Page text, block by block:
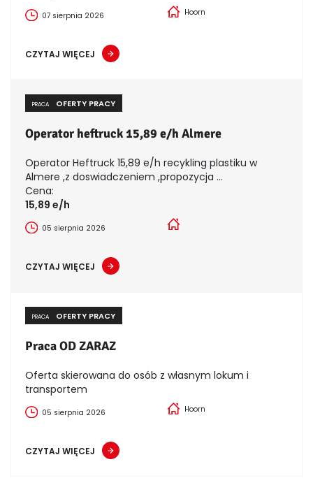
07 sierpnia 2026 Hoorn
CZYTAJ WIĘCEJ
PRACA OFERTY PRACY
Operator heftruck 15,89 e/h Almere
Operator Heftruck 15,89 e/h recykling plastiku w
Almere ,z doswiadczeniem ,propozycja ...
Cena:
15,89 e/h
05 sierpnia 2026
CZYTAJ WIĘCEJ
PRACA OFERTY PRACY
Praca OD ZARAZ
Oferta skierowana do osób z własnym lokum i
transportem
05 sierpnia 2026 Hoorn
CZYTAJ WIĘCEJ